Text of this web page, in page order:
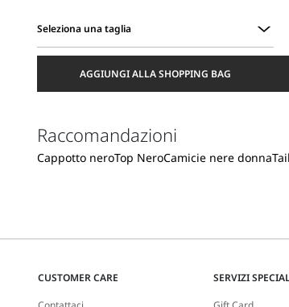
Seleziona una taglia
AGGIUNGI ALLA SHOPPING BAG
Raccomandazioni
Cappotto neroTop NeroCamicie nere donna
CUSTOMER CARE
SERVIZI